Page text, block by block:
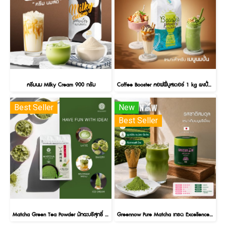
ครีมนม Milky Cream 900 กรัม Coffee Booster คอฟฟี่บูสเตอร์ 1 kg ผงปั่น สูตรผสมนม
Best Seller
Matcha Green Tea Powder มัทฉะบริสุทธิ์ ชาเขียวมัทฉะ พรีเมี่ยม แท้ 100% Matcha Premium
New
Best Seller
Greennow Pure Matcha เกรด Excellence มัทฉะบริสุทธิ์ ชาเขียวมัทฉะ พรีเมี่ยม แท้ 100%